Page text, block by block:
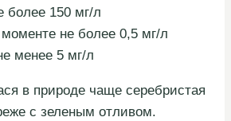
более 150 мг/л
не более 0,5 мг/л
менее 5 мг/л
в природе чаще серебристая
с зеленым отливом.